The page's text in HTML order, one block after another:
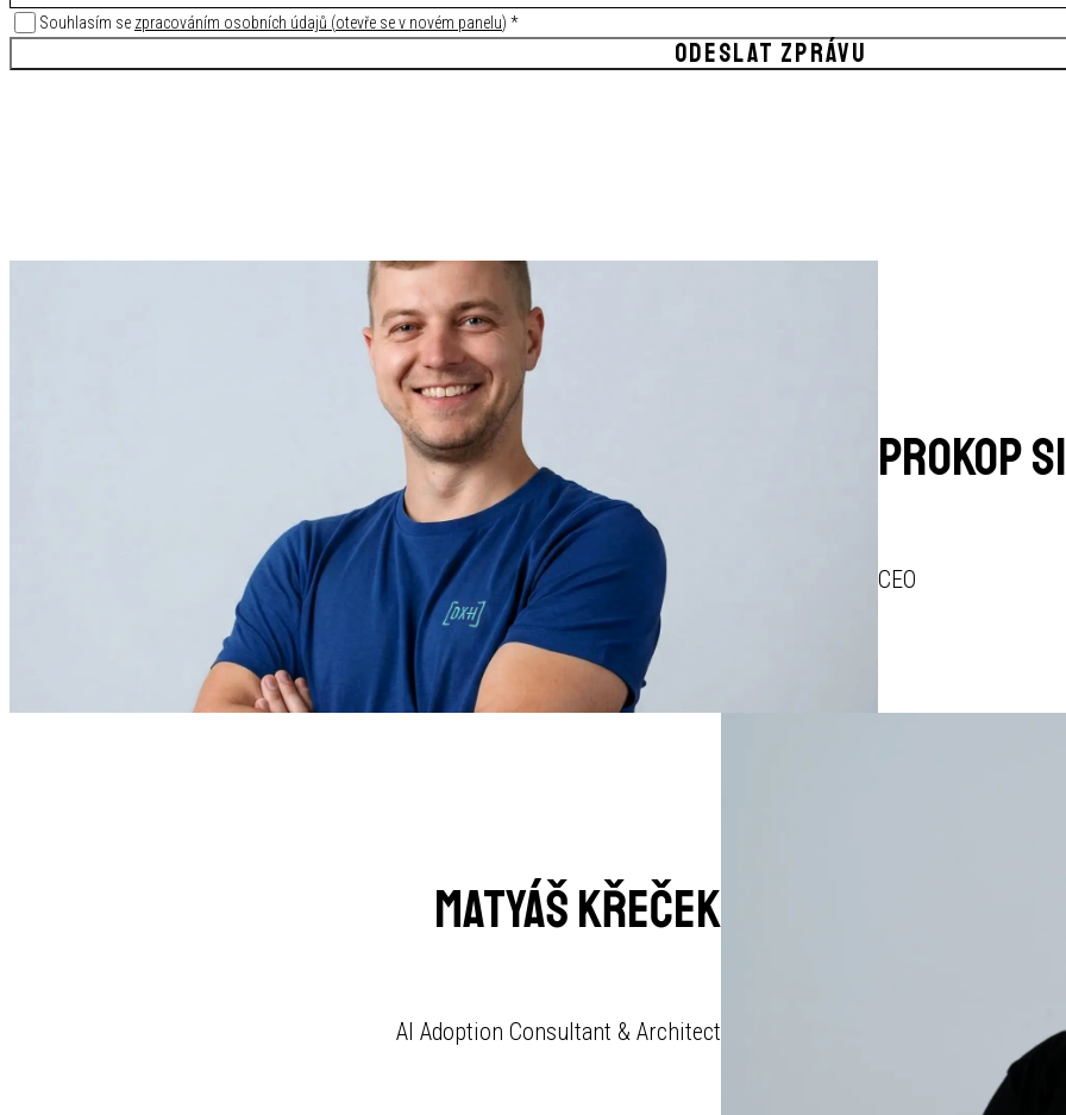
Souhlasím se zpracováním osobních údajů (otevře se v novém panelu) *
ODESLAT ZPRÁVU
Prokop
CEO
Matyáš Křeček
AI Adoption Consultant & Architect